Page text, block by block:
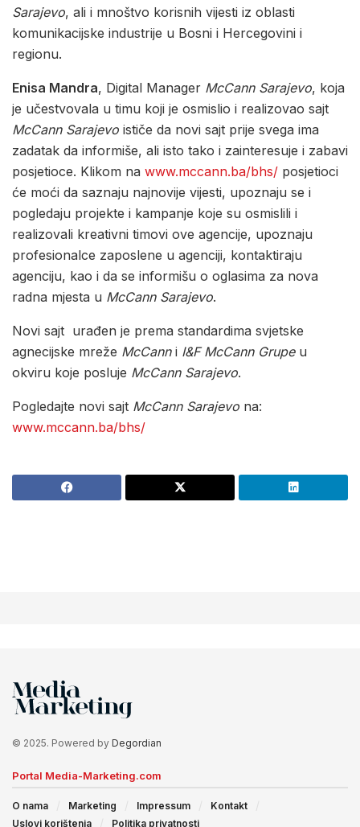
Sarajevo, ali i mnoštvo korisnih vijesti iz oblasti
komunikacijske industrije u Bosni i Hercegovini i
regionu.
Enisa Mandra, Digital Manager McCann Sarajevo, koja
je učestvovala u timu koji je osmislio i realizovao sajt
McCann Sarajevo ističe da novi sajt prije svega ima
zadatak da informiše, ali isto tako i zainteresuje i zabavi
posjetioce. Klikom na www.mccann.ba/bhs/ posjetioci
će moći da saznaju najnovije vijesti, upoznaju se i
pogledaju projekte i kampanje koje su osmislili i
realizovali kreativni timovi ove agencije, upoznaju
profesionalce zaposlene u agenciji, kontaktiraju
agenciju, kao i da se informišu o oglasima za nova
radna mjesta u McCann Sarajevo.
Novi sajt urađen je prema standardima svjetske
agnecijske mreže McCanni I&F McCann Grupeu
okviru koje posluje McCann Sarajevo.
Pogledajte novi sajt McCann Sarajevo na:
www.mccann.ba/bhs/
© 2025. Powered by Degordian
Portal Media-Marketing.com
O nama Marketing Impressum
Kontakt
Uslovi korištenja
Politika privatnosti